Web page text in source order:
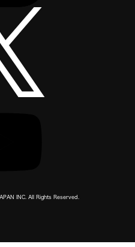
INC. All Rights Reserved.